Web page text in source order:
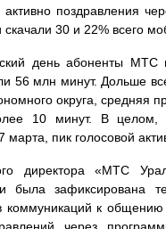
поздравления
30 и 22% всего
день абоненты МТС
56 млн минут. Дольше
округа, средняя
10 минут. В
пик голосовой
директора «МТС
была зафиксирована
коммуникаций к